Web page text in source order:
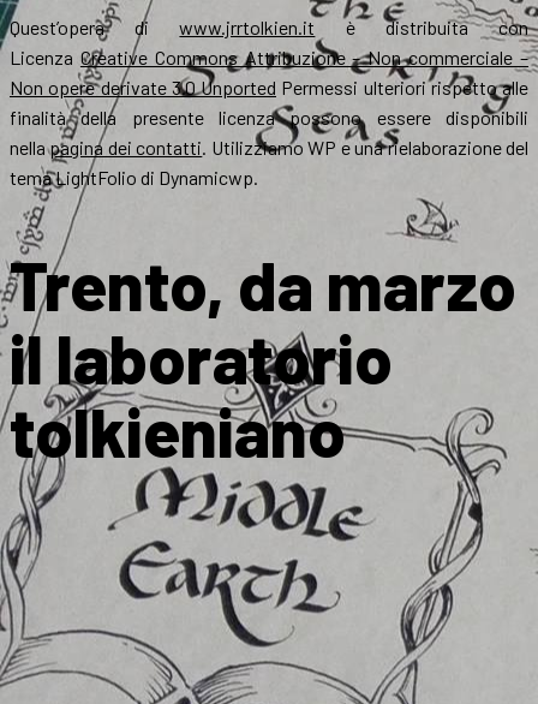
Quest’opera diwww.jrrtolkien.it è distribuita con
Licenza Creative Commons Attribuzione – Non commerciale –
Non opere derivate 3.0 Unported Permessi ulteriori rispetto alle
finalità della presente licenza possono essere disponibili
nellapagina dei contatti. Utilizziamo WP e una rielaborazione del
tema LightFolio di Dynamicwp.
Trento, da marzo
il laboratorio
tolkieniano